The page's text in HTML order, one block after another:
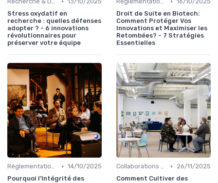
Stress oxydatif en
recherche : quelles défenses
adopter ? - 6 innovations
révolutionnaires pour
préserver votre équipe
Droit de Suite en Biotech:
Comment Protéger Vos
Innovations et Maximiser les
Retombées? - 7 Stratégies
Essentielles
Réglementations & Conformité • 14/10/2025
Pourquoi l'Intégrité des
Collaborations & Partenariats •
26/11/2025
Comment Cultiver des